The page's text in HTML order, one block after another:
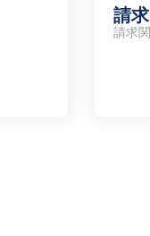
請
請求